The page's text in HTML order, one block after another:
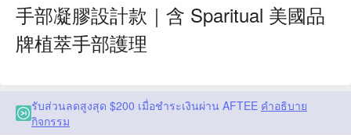
手部凝膠設計款｜含 Sparitual 美國品
牌植萃手部護理
รับส่วนลดสูงสุด $200 เมื่อชำระเงินผ่าน AFTEE คำอธิบาย
กิจกรรม